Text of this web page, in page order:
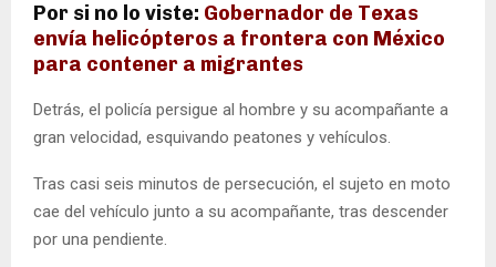
Por si no lo viste: Gobernador de Texas
envía helicópteros a frontera con México
para contener a migrantes
Detrás, el policía persigue al hombre y su acompañante a
gran velocidad, esquivando peatones y vehículos.
Tras casi seis minutos de persecución, el sujeto en moto
cae del vehículo junto a su acompañante, tras descender
por una pendiente.